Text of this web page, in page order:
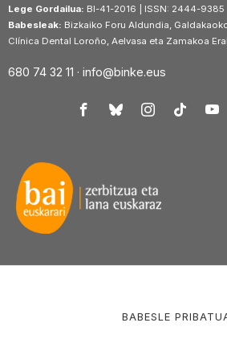
Lege Gordailua: BI-41-2016 | ISSN: 2444-9385
Babesleak: Bizkaiko Foru Aldundia,
Clínica Dental Loroño, Aelvasa eta Zamakoa
680 74 32 11 · info@binke.eus
BABESLE